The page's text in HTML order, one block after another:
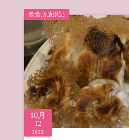
飲食店放浪記
10月
12
2022